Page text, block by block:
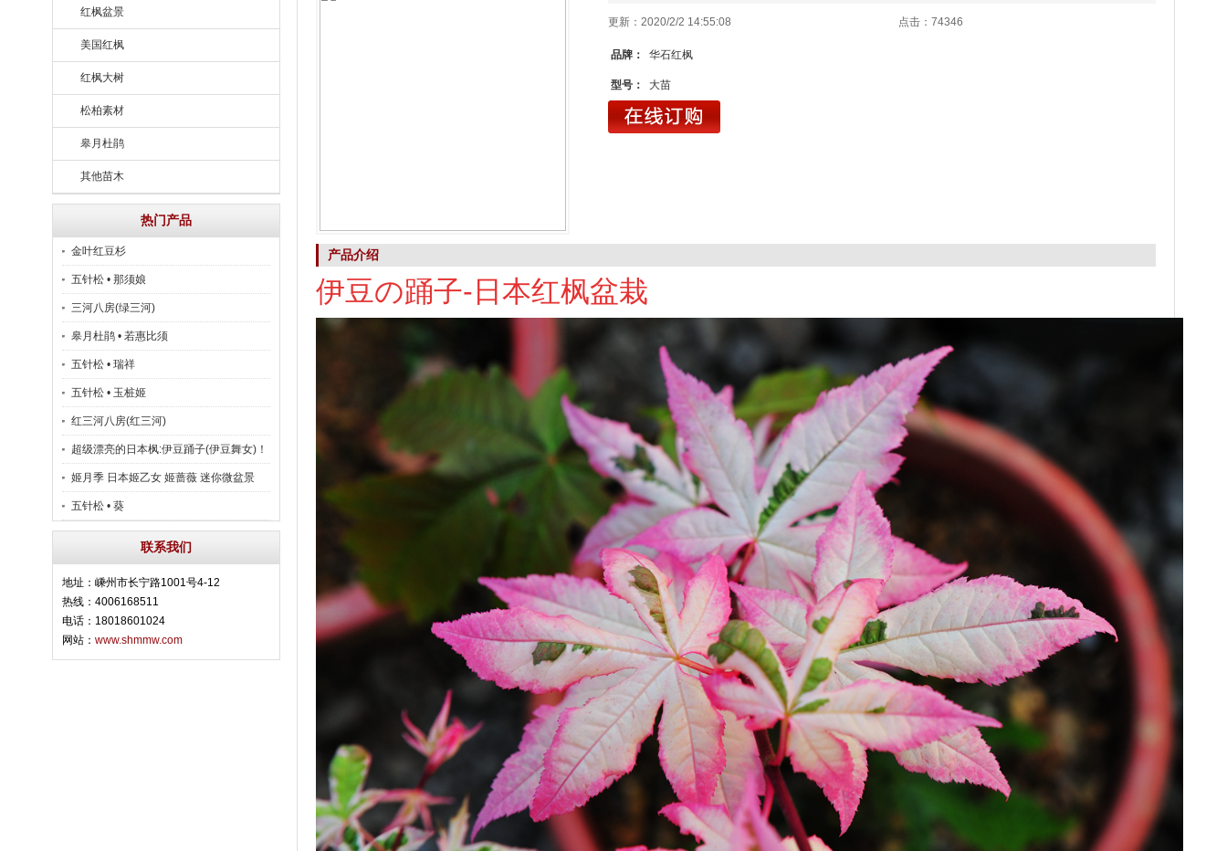
红枫盆景
美国红枫
红枫大树
松柏素材
皋月杜鹃
其他苗木
热门产品
金叶红豆杉
五针松 • 那须娘
三河八房(绿三河)
皋月杜鹃 • 若惠比须
五针松 • 瑞祥
五针松 • 玉桩姬
红三河八房(红三河)
超级漂亮的日本枫:伊豆踊子(伊豆舞女)！
姬月季 日本姬乙女 姬蔷薇 迷你微盆景
五针松 • 葵
联系我们
地址：嵊州市长宁路1001号4-12
热线：4006168511
电话：18018601024
网站： www.shmmw.com
更新：2020/2/2 14:55:08 点击：74346
品牌： 华石红枫
型号： 大苗
产品介绍
伊豆の踊子-日本红枫盆栽